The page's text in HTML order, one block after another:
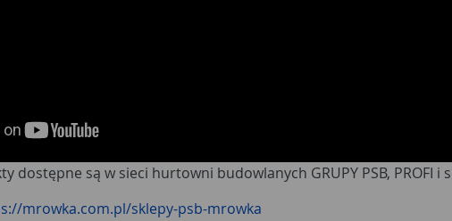
dostępne są w sieci hurtowni budowlanych GRUPY PSB, PROFI i
mrowka.com.pl/sklepy-psb-mrowka